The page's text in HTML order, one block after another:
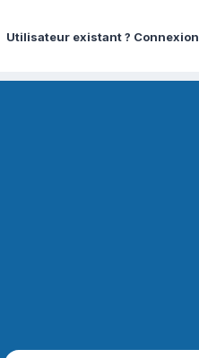
Utilisateur existant ? Connexion